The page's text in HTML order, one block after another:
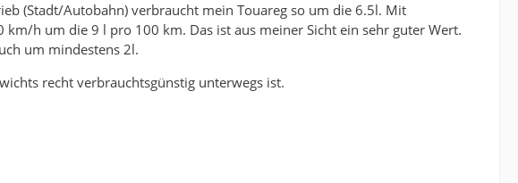
(Stadt/Autobahn) verbraucht mein Touareg so um die 6.5l. Mit
h um die 9 l pro 100 km. Das ist aus meiner Sicht ein sehr guter Wert.
um mindestens 2l.
recht verbrauchtsgünstig unterwegs ist.